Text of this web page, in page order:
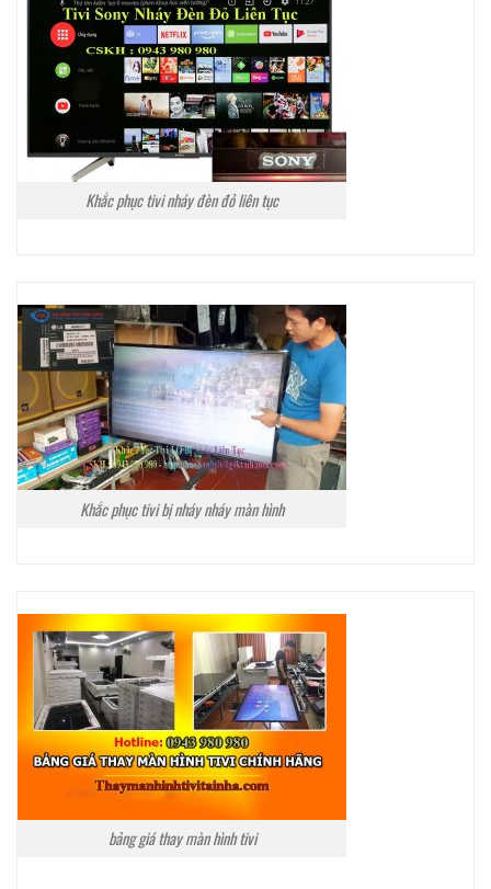
Khắc phục tivi nháy đèn đỏ liên tục
Khắc phục tivi bị nháy nháy màn hình
bảng giá thay màn hình tivi